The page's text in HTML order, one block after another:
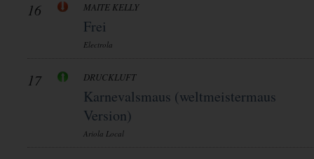
16 MAITE KELLY
Frei
Electrola
17 DRUCKLUFT
Karnevalsmaus (weltmeistermaus
Version)
Ariola Local